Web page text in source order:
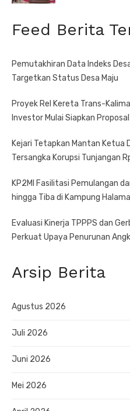
Feed Berita
Pemutakhiran Data Indeks
Targetkan Status Desa Maju
Proyek Rel Kereta Trans-
Investor Mulai Siapkan Proposal
Kejari Tetapkan Mantan Ketua
Tersangka Korupsi Tunjangan
KP2MI Fasilitasi Pemulangan
hingga Tiba di Kampung
Evaluasi Kinerja TPPPS dan
Perkuat Upaya Penurunan
Arsip Berita
Agustus 2026
Juli 2026
Juni 2026
Mei 2026